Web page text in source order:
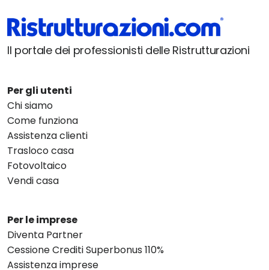
Il portale dei professionisti delle Ristrutturazioni
Per gli utenti
Chi siamo
Come funziona
Assistenza clienti
Trasloco casa
Fotovoltaico
Vendi casa
Per le imprese
Diventa Partner
Cessione Crediti Superbonus 110%
Assistenza imprese